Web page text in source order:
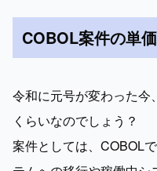
COBOL案件の単
令和に元号が変わった今
くらいなのでしょう？
案件としては、COBOL